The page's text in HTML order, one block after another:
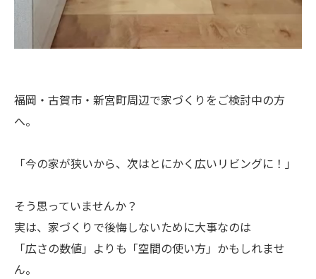
福岡・古賀市・新宮町周辺で家づくりをご検討中の方
へ。
「今の家が狭いから、次はとにかく広いリビングに！」
そう思っていませんか？
実は、家づくりで後悔しないために大事なのは
「広さの数値」よりも「空間の使い方」かもしれませ
ん。